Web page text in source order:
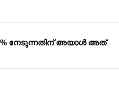
നേടുന്നതിന് അയാൾ അത്